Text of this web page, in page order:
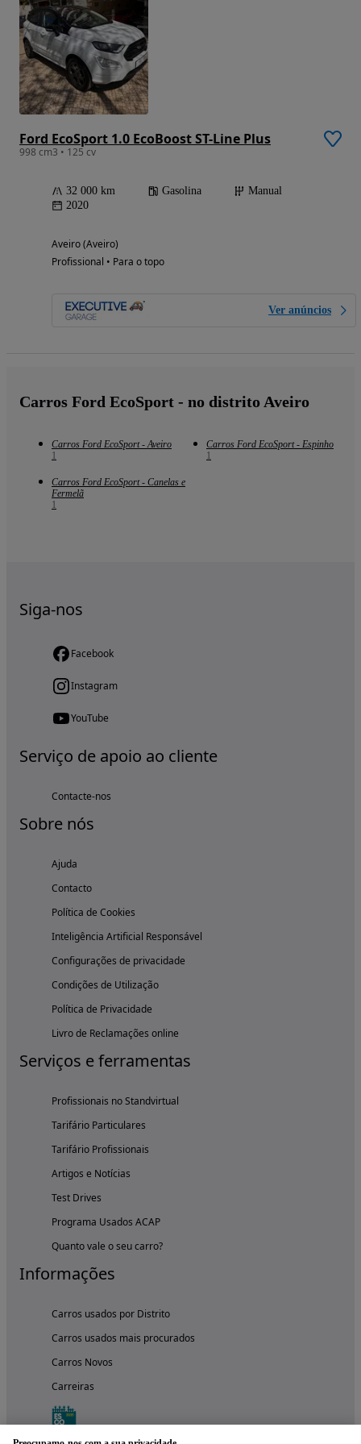
Ford EcoSport 1.0 EcoBoost ST-Line Plus
998 cm3 • 125 cv
32 000 km Gasolina
Manual
2020
Aveiro (Aveiro)
Profissional • Para o topo
Ver anúncios
Carros Ford EcoSport - no distrito Aveiro
Carros Ford EcoSport - Aveiro
1
Carros Ford EcoSport - Espinho
1
Carros Ford EcoSport - Canelas e
Fermelã
1
Siga-nos
Facebook
Instagram
YouTube
Serviço de apoio ao cliente
Contacte-nos
Sobre nós
Ajuda
Contacto
Política de Cookies
Inteligência Artificial Responsável
Configurações de privacidade
Condições de Utilização
Política de Privacidade
Livro de Reclamações online
Serviços e ferramentas
Profissionais no Standvirtual
Tarifário Particulares
Tarifário Profissionais
Artigos e Notícias
Test Drives
Programa Usados ACAP
Quanto vale o seu carro?
Informações
Carros usados por Distrito
Carros usados mais procurados
Carros Novos
Carreiras